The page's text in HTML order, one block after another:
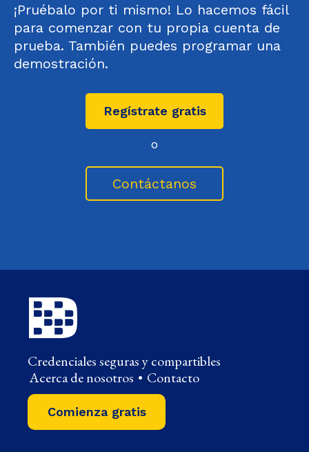
¡Pruébalo por ti mismo! Lo hacemos fácil
para comenzar con tu propia cuenta de
prueba. También puedes programar una
demostración.
Regístrate gratis
o
Contáctanos
Credenciales seguras y compartibles
Acerca de nosotros • Contacto
Comienza gratis